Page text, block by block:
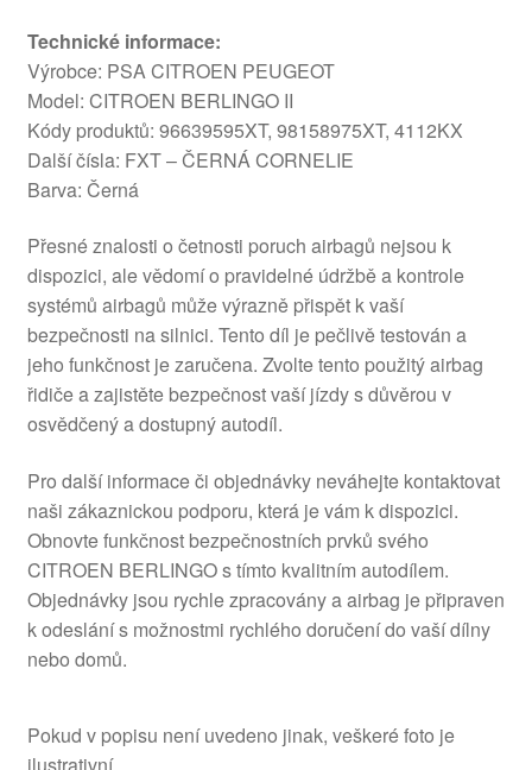
Technické informace:
Výrobce: PSA CITROEN PEUGEOT
Model: CITROEN BERLINGO II
Kódy produktů: 96639595XT, 98158975XT, 4112KX
Další čísla: FXT – ČERNÁ CORNELIE
Barva: Černá
Přesné znalosti o četnosti poruch airbagů nejsou k
dispozici, ale vědomí o pravidelné údržbě a kontrole
systémů airbagů může výrazně přispět k vaší
bezpečnosti na silnici. Tento díl je pečlivě testován a
jeho funkčnost je zaručena. Zvolte tento použitý airbag
řidiče a zajistěte bezpečnost vaší jízdy s důvěrou v
osvědčený a dostupný autodíl.
Pro další informace či objednávky neváhejte kontaktovat
naši zákaznickou podporu, která je vám k dispozici.
Obnovte funkčnost bezpečnostních prvků svého
CITROEN BERLINGO s tímto kvalitním autodílem.
Objednávky jsou rychle zpracovány a airbag je připraven
k odeslání s možnostmi rychlého doručení do vaší dílny
nebo domů.
Pokud v popisu není uvedeno jinak, veškeré foto je
ilustrativní.